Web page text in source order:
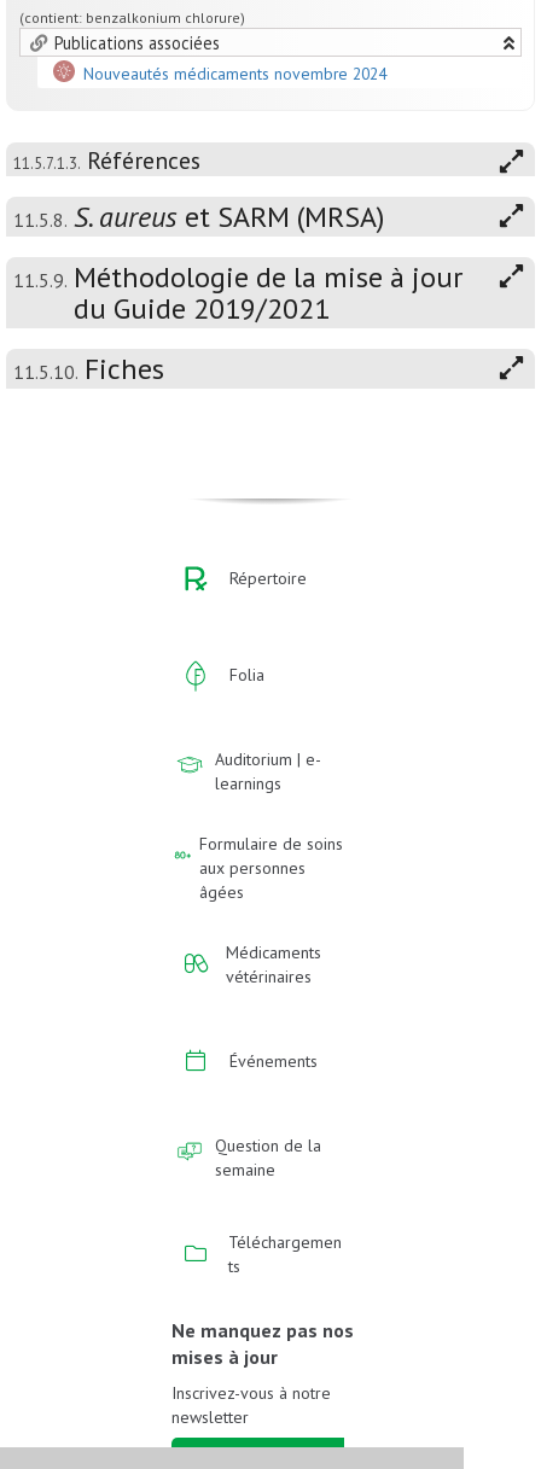
(contient: benzalkonium chlorure)
Publications associées
Nouveautés médicaments novembre 2024
11.5.7.1.3. Références
11.5.8. S. aureus et SARM (MRSA)
11.5.9. Méthodologie de la mise à jour
du Guide 2019/2021
11.5.10. Fiches
Répertoire
Folia
Auditorium | e-
learnings
Formulaire de soins
aux personnes
âgées
Médicaments
vétérinaires
Événements
Question de la
semaine
Téléchargemen
ts
Ne manquez pas nos
mises à jour
Inscrivez-vous à notre
newsletter